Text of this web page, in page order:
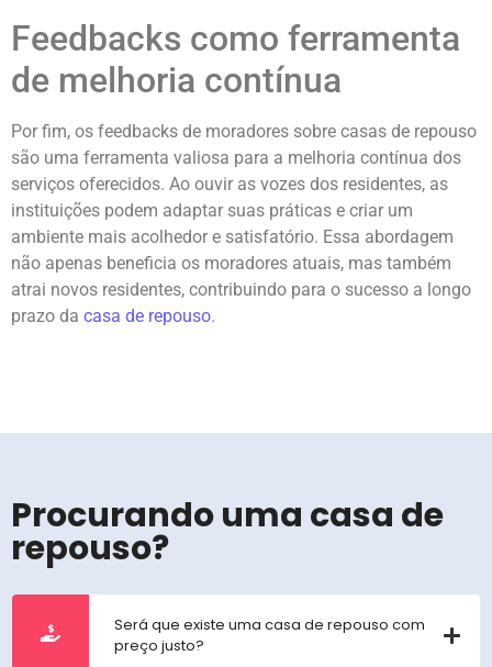
Feedbacks como ferramenta
de melhoria contínua
Por fim, os feedbacks de moradores sobre casas de repouso
são uma ferramenta valiosa para a melhoria contínua dos
serviços oferecidos. Ao ouvir as vozes dos residentes, as
instituições podem adaptar suas práticas e criar um
ambiente mais acolhedor e satisfatório. Essa abordagem
não apenas beneficia os moradores atuais, mas também
atrai novos residentes, contribuindo para o sucesso a longo
prazo da casa de repouso.
Procurando uma casa de
repouso?
Será que existe uma casa de repouso com
preço justo?